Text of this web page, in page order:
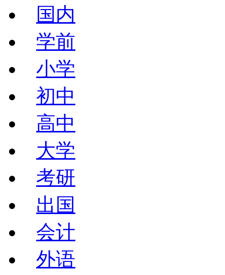
国内
学前
小学
初中
高中
大学
考研
出国
会计
外语